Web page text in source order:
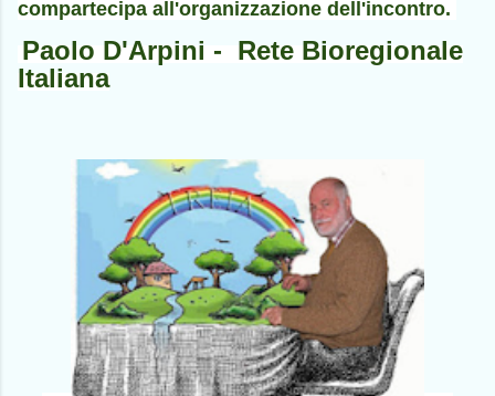
compartecipa all'organizzazione dell'incontro.
Paolo D'Arpini - Rete Bioregionale
Italiana